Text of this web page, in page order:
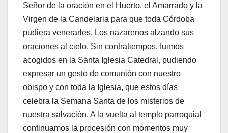
Señor de la oración en el Huerto, el Amarrado y la
Virgen de la Candelaria para que toda Córdoba
pudiera venerarles. Los nazarenos alzando sus
oraciones al cielo. Sin contratiempos, fuimos
acogidos en la Santa Iglesia Catedral, pudiendo
expresar un gesto de comunión con nuestro
obispo y con toda la Iglesia, que estos días
celebra la Semana Santa de los misterios de
nuestra salvación. A la vuelta al templo parroquial
continuamos la procesión con momentos muy